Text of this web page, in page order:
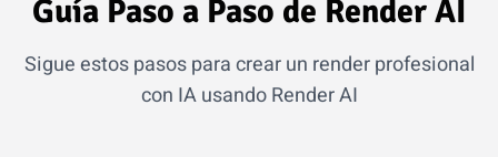
Guía Paso a Paso de Render AI
Sigue estos pasos para crear un render profesional
con IA usando Render AI